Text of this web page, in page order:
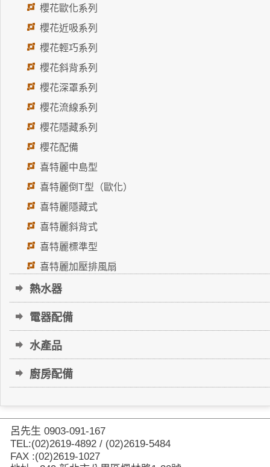
櫻花歐化系列
櫻花近吸系列
櫻花輕巧系列
櫻花斜背系列
櫻花深罩系列
櫻花流線系列
櫻花隱藏系列
櫻花配備
喜特麗中島型
喜特麗倒T型（歐化）
喜特麗隱藏式
喜特麗斜背式
喜特麗標準型
喜特麗加壓排風扇
熱水器
電器配備
水產品
廚房配備
呂先生 0903-091-167
TEL:(02)2619-4892 / (02)2619-5484
FAX :(02)2619-1027